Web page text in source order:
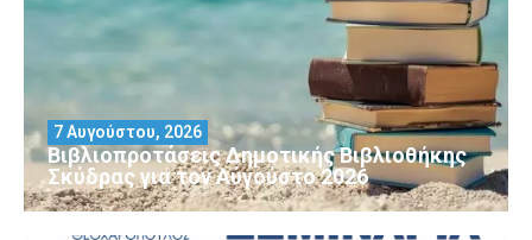
Βιβλιοπροτάσεις Δημοτικής Βιβλιοθήκης
Σκύδρας για τον Αύγούστο 2026
7 Αυγούστου, 2026